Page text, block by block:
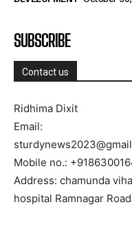
SUBSCRIBE
Contact us
Ridhima Dixit
Email:
Mobile no.:
Address: chamunda
hospital Ramnagar